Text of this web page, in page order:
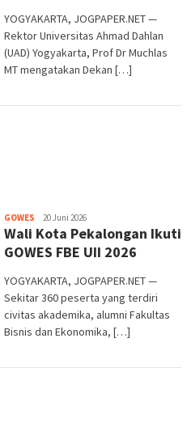
YOGYAKARTA, JOGPAPER.NET —
Rektor Universitas Ahmad Dahlan
(UAD) Yogyakarta, Prof Dr Muchlas
MT mengatakan Dekan […]
GOWES Heri
Purwata
20 Juni 2026
Wali Kota Pekalongan Ikuti
GOWES FBE UII 2026
YOGYAKARTA, JOGPAPER.NET —
Sekitar 360 peserta yang terdiri
civitas akademika, alumni Fakultas
Bisnis dan Ekonomika, […]